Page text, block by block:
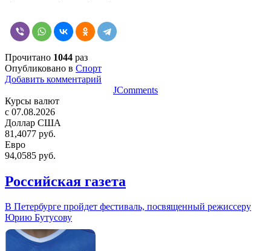
Прочитано 1044 раз
Опубликовано в Спорт
Добавить комментарий
JComments
Курсы валют
c 07.08.2026
Доллар США
81,4077 руб.
Евро
94,0585 руб.
Российская газета
В Петербурге пройдет фестиваль, посвященный режиссеру
Юрию Бутусову